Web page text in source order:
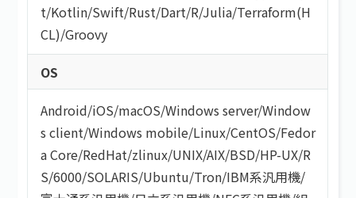
t/Kotlin/Swift/Rust/Dart/R/Julia/Terraform(H
CL)/Groovy
OS
Android/iOS/macOS/Windows server/Window
s client/Windows mobile/Linux/CentOS/Fedor
a Core/RedHat/zlinux/UNIX/AIX/BSD/HP-UX/R
S/6000/SOLARIS/Ubuntu/Tron/IBM系汎用機/